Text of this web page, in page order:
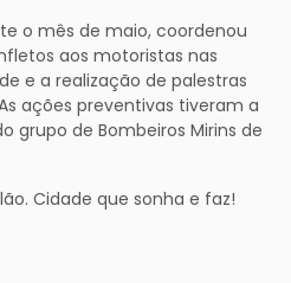
o mês de maio, coordenou
aos motoristas nas
e a realização de palestras
ações preventivas tiveram a
grupo de Bombeiros Mirins de
Cidade que sonha e faz!